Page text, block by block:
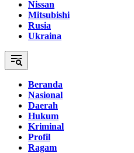
Nissan
Mitsubishi
Rusia
Ukraina
Beranda
Nasional
Daerah
Hukum
Kriminal
Profil
Ragam